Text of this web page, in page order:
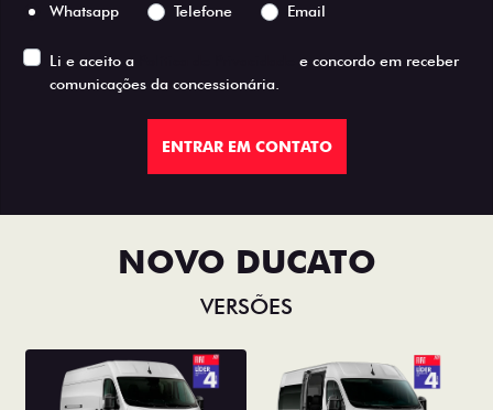
Whatsapp
Telefone Email
Li e aceito a
e concordo em receber
comunicações da concessionária.
ENTRAR EM CONTATO
NOVO DUCATO
VERSÕES